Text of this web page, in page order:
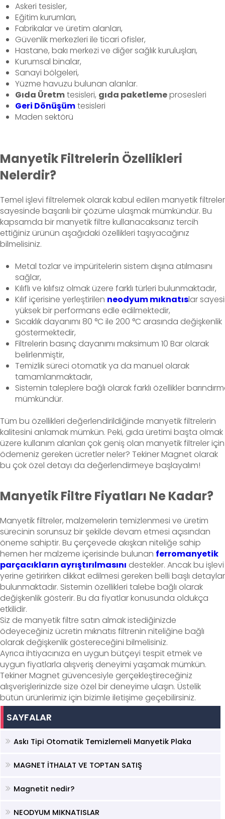
Askeri tesisler,
Eğitim kurumları,
Fabrikalar ve üretim alanları,
Güvenlik merkezleri ile ticari ofisler,
Hastane, bakı merkezi ve diğer sağlık kuruluşları,
Kurumsal binalar,
Sanayi bölgeleri,
Yüzme havuzu bulunan alanlar.
Gıda Üretmtesisleri, gıda paketlemeprosesleri
Geri Dönüşümtesisleri
Maden sektörü
Manyetik Filtrelerin Özellikleri
Nelerdir?
Temel işlevi filtrelemek olarak kabul edilen manyetik filtreler
sayesinde başarılı bir çözüme ulaşmak mümkündür. Bu
kapsamda bir manyetik filtre kullanacaksanız tercih
ettiğiniz ürünün aşağıdaki özellikleri taşıyacağınız
bilmelisiniz.
Metal tozlar ve impüritelerin sistem dışına atılmasını
sağlar,
Kılıflı ve kılıfsız olmak üzere farklı türleri bulunmaktadır,
Kılıf içerisine yerleştirilen neodyum mıknatıslar
yüksek bir performans edle edilmektedir,
Sıcaklık dayanımı 80 °C ile 200 °C arasında değişkenlik
göstermektedir,
Filtrelerin basınç dayanımı maksimum 10 Bar olarak
belirlenmiştir,
Temizlik süreci otomatik ya da manuel olarak
tamamlanmaktadır,
Sistemin taleplere bağlı olarak farklı özellikler
mümkündür.
Tüm bu özellikleri değerlendirildiğinde manyetik filtrelerin
kalitesini anlamak mümkün. Peki, gıda üretimi başta olmak
üzere kullanım alanları çok geniş olan manyetik filtreler için
ödemeniz gereken ücretler neler? Tekiner Magnet olarak
bu çok özel detayı da değerlendirmeye başlayalım!
Manyetik Filtre Fiyatları Ne Kadar?
Manyetik filtreler, malzemelerin temizlenmesi ve üretim
sürecinin sorunsuz bir şekilde devam etmesi açısından
öneme sahiptir. Bu çerçevede akışkan niteliğe sahip
hemen her malzeme içerisinde bulunan ferromanyetik
parçacıkların ayrıştırılmasını destekler. Ancak bu işlevi
yerine getirirken dikkat edilmesi gereken belli başlı detaylar
bulunmaktadır. Sistemin özellikleri talebe bağlı olarak
değişkenlik gösterir. Bu da fiyatlar konusunda oldukça
etkilidir.
Siz de manyetik filtre satın almak istediğinizde
ödeyeceğiniz ücretin mıknatıs filtrenin niteliğine bağlı
olarak değişkenlik göstereceğini bilmelisiniz.
Ayrıca ihtiyacınıza en uygun bütçeyi tespit etmek ve
uygun fiyatlarla alışveriş deneyimi yaşamak mümkün.
Tekiner Magnet güvencesiyle gerçekleştireceğiniz
alışverişlerinizde size özel bir deneyime ulaşın. Üstelik
bütün ürünlerimiz için bizimle iletişime geçebilirsiniz.
SAYFALAR
Askı Tipi Otomatik Temizlemeli Manyetik Plaka
MAGNET İTHALAT VE TOPTAN SATIŞ
Magnetit nedir?
NEODYUM MIKNATISLAR